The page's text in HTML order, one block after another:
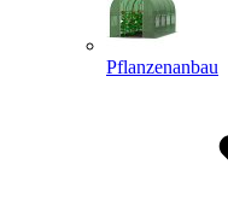
Pflanzenanbau